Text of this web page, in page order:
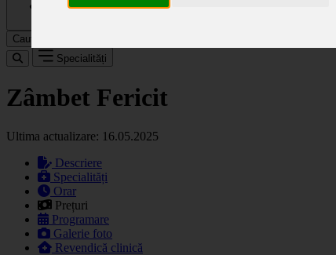
Caută
Specialități
Zâmbet Fericit
Ultima actualizare: 16.05.2025
Descriere
Specialități
Orar
Prețuri
Programare
Galerie foto
Revendică clinică